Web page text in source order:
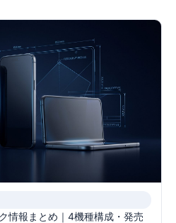
情報まとめ｜4機種構成・発売